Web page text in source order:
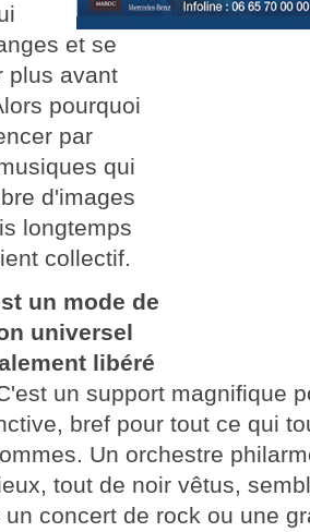
et se
plus avant
pourquoi
par
qui
d'images
longtemps
collectif.
un mode de
universel
libéré
un support magnifique
bref pour tout ce qui
Un orchestre
tout de noir vêtus,
concert de rock ou une